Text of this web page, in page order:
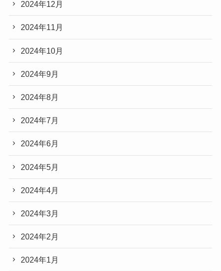
2024年12月
2024年11月
2024年10月
2024年9月
2024年8月
2024年7月
2024年6月
2024年5月
2024年4月
2024年3月
2024年2月
2024年1月